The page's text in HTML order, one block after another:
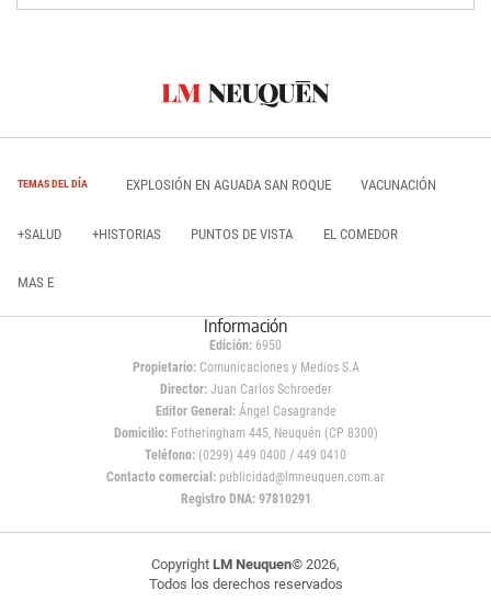
TEMAS DEL DÍA EXPLOSIÓN EN AGUADA SAN ROQUE VACUNACIÓN
+SALUD +HISTORIAS PUNTOS DE VISTA EL COMEDOR
MAS E
Información
Edición: 6950
Propietario:Comunicaciones y Medios S.A
Director: Juan Carlos Schroeder
Editor General:Ángel Casagrande
Domicilio:Fotheringham 445, Neuquén (CP 8300)
Teléfono: (0299) 449 0400 / 449 0410
Contacto comercial: publicidad@lmneuquen.com.ar
Registro DNA: 97810291
Copyright LM Neuquen© 2026,
Todos los derechos reservados